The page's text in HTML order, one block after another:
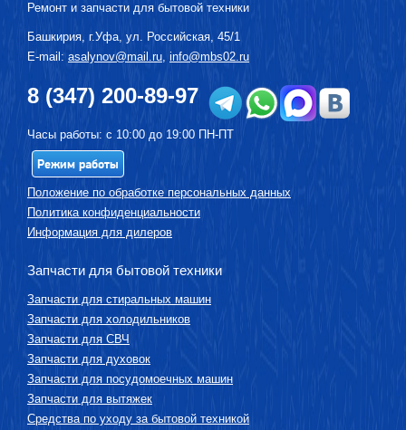
Ремонт и запчасти для бытовой техники
Башкирия, г.Уфа, ул. Российская, 45/1
E-mail: asalynov@mail.ru, info@mbs02.ru
8 (347) 200-89-97
Часы работы: с 10:00 до 19:00 ПН-ПТ
Режим работы
Положение по обработке персональных данных
Политика конфиденциальности
Информация для дилеров
Запчасти для бытовой техники
Запчасти для стиральных машин
Запчасти для холодильников
Запчасти для СВЧ
Запчасти для духовок
Запчасти для посудомоечных машин
Запчасти для вытяжек
Средства по уходу за бытовой техникой